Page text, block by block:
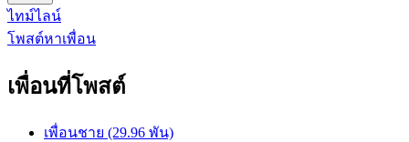
ไทม์ไลน์
โพสต์หาเพื่อน
เพื่อนที่โพสต์
เพื่อนชาย (29.96 พัน)